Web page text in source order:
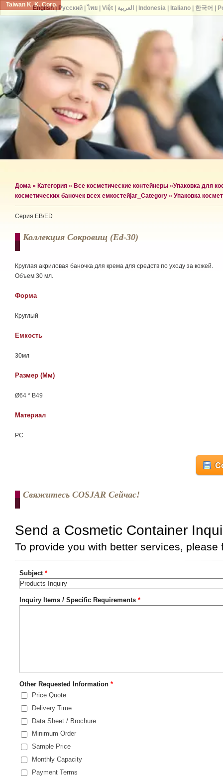
Taiwan K. K. Corp.
Дома » Категория » Все косметические контейнеры »Упаковка для
косметических баночек всех емкостейjar_Category » Упаковка
Серия EB/ED
Коллекция Сокровищ (ed-30)
Круглая акриловая баночка для крема для средств по уходу за кожей.
Объем 30 мл.
Форма
Круглый
Емкость
30мл
Размер (мм)
Ø64 * В49
Материал
РС
Свяжитесь COSJAR Сейчас!
English| Русский| ไทย| Việt| العربية Indonesia| Italiano| 한국어